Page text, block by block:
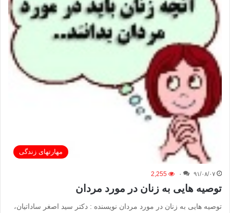
مهارتهای زندگی
۹۱/۰۸/۰۷ ۰ 2,255
توصیه هایی به زنان در مورد مردان
توصیه هایی به زنان در مورد مردان نویسنده : دکتر سید اصغر ساداتیان،